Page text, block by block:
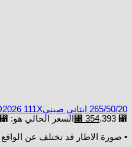
265/50/20 ابتاني صينيD2026 111X
⃁ 393.
⃁ 354 السعر الحالي هو: ⃁ 354.
• صورة الاطار قد تختلف عن الواقع